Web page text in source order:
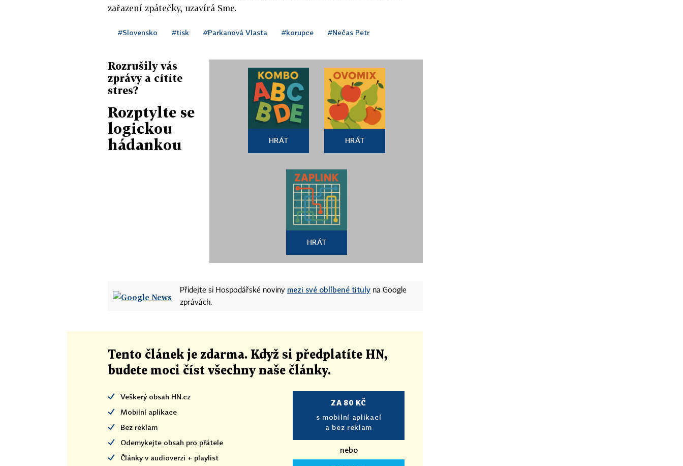
zařazení zpátečky, uzavírá Sme.
#Slovensko #tisk #Parkanová Vlasta #korupce #Nečas Petr
Rozrušily vás
zprávy a cítíte
stres?
Rozptylte se
logickou
hádankou
HRÁT HRÁT
HRÁT
Přidejte si Hospodářské noviny mezi své oblíbené tituly na Google
zprávách.
Tento článek je zdarma. Když si předplatíte HN,
budete moci číst všechny naše články.
Veškerý obsah HN.cz
Mobilní aplikace
Bez reklam
Odemykejte obsah pro přátele
Články v audioverzi + playlist
ZA 80 KČ
s mobilní aplikací
a bez reklam
nebo